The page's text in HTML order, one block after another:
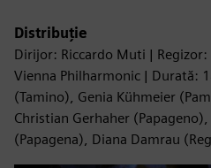
Distribuție
Dirijor: Riccardo Muti |
Vienna Philharmonic | Durată:
(Tamino), Genia Kühmeier
Christian Gerhaher
(Papagena), Diana Damrau